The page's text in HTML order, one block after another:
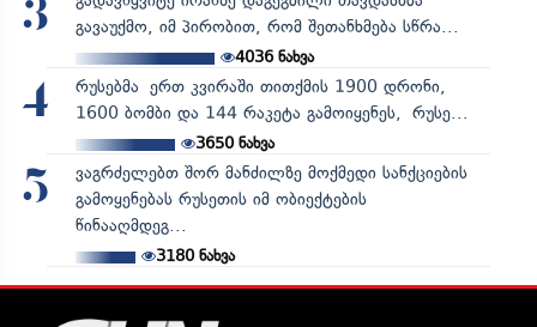
3
გავაუქმო, იმ პირობით, რომ შეთანხმება სწრა...
4036ნახვა
4
რუსებმა ერთ კვირაში თითქმის 1900 დრონი,
1600 ბომბი და 144 რაკეტა გამოიყენეს, რუსე...
3650ნახვა
5
ვაგრძელებთ შორ მანძილზე მოქმედი სანქციების
გამოყენებას რუსეთის იმ ობიექტების
წინააღმდეგ...
3180ნახვა